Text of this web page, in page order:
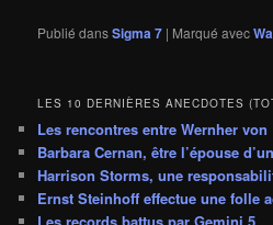
Publié dansSigma 7 | Marqué avec
LES 10 DERNIÈRES ANECDOTES
Les rencontres entre Wernher
Barbara Cernan, être l’épouse
Harrison Storms, une
Ernst Steinhoff effectue une folle